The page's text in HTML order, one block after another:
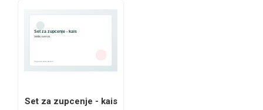
Set za zupcenje - kais